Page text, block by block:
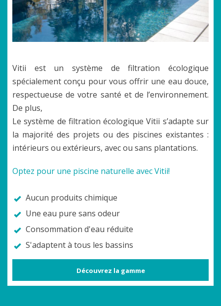
Vitii est un système de filtration écologique
spécialement conçu pour vous offrir une eau douce,
respectueuse de votre santé et de l’environnement.
De plus,
Le système de filtration écologique Vitii s’adapte sur
la majorité des projets ou des piscines existantes :
intérieurs ou extérieurs, avec ou sans plantations.
Optez pour une piscine naturelle avec Vitii!
Aucun produits chimique
Une eau pure sans odeur
Consommation d'eau réduite
S'adaptent à tous les bassins
Découvrez la gamme